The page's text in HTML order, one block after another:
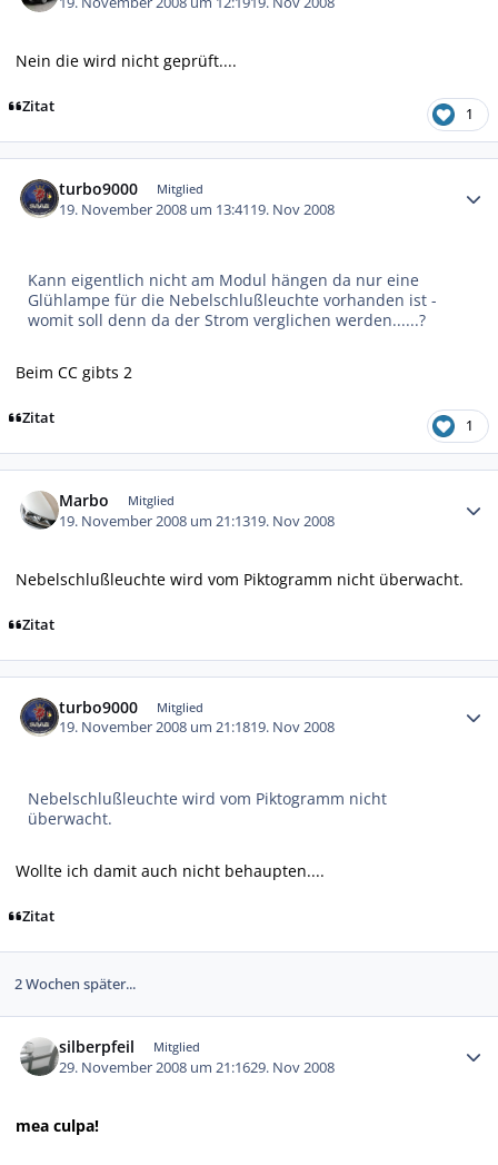
Nein die wird nicht geprüft....
Zitat 1
turbo9000 Mitglied
19. November 2008 um 13:4119. Nov 2008
Kann eigentlich nicht am Modul hängen da nur eine
Glühlampe für die Nebelschlußleuchte vorhanden ist -
womit soll denn da der Strom verglichen werden......?
Beim CC gibts 2
Zitat 1
Marbo Mitglied
19. November 2008 um 21:1319. Nov 2008
Nebelschlußleuchte wird vom Piktogramm nicht überwacht.
Zitat
turbo9000 Mitglied
19. November 2008 um 21:1819. Nov 2008
Nebelschlußleuchte wird vom Piktogramm nicht
überwacht.
Wollte ich damit auch nicht behaupten....
Zitat
2 Wochen später...
silberpfeil Mitglied
29. November 2008 um 21:1629. Nov 2008
mea culpa!